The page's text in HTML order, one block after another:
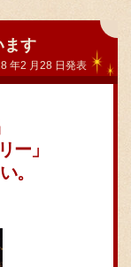
ます
年2 月28 日発表
ー」
。